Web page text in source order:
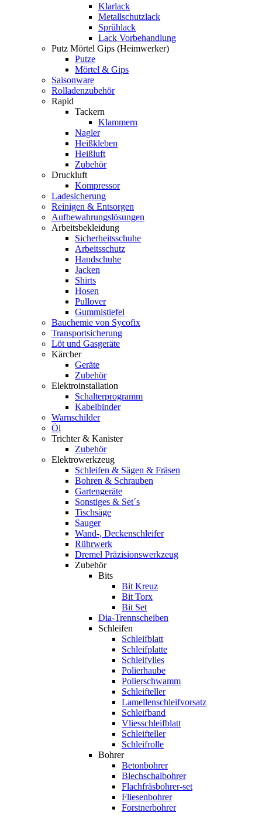
Klarlack
Metallschutzlack
Sprühlack
Lack Vorbehandlung
Putz Mörtel Gips (Heimwerker)
Putze
Mörtel & Gips
Saisonware
Rolladenzubehör
Rapid
Tackern
Klammern
Nagler
Heißkleben
Heißluft
Zubehör
Druckluft
Kompressor
Ladesicherung
Reinigen & Entsorgen
Aufbewahrungslösungen
Arbeitsbekleidung
Sicherheitsschuhe
Arbeitsschutz
Handschuhe
Jacken
Shirts
Hosen
Pullover
Gummistiefel
Bauchemie von Sycofix
Transportsicherung
Löt und Gasgeräte
Kärcher
Geräte
Zubehör
Elektroinstallation
Schalterprogramm
Kabelbinder
Warnschilder
Öl
Trichter & Kanister
Zubehör
Elektrowerkzeug
Schleifen & Sägen & Fräsen
Bohren & Schrauben
Gartengeräte
Sonstiges & Set´s
Tischsäge
Sauger
Wand-, Deckenschleifer
Rührwerk
Dremel Präzisionswerkzeug
Zubehör
Bits
Bit Kreuz
Bit Torx
Bit Set
Dia-Trennscheiben
Schleifen
Schleifblatt
Schleifplatte
Schleifvlies
Polierhaube
Polierschwamm
Schleifteller
Lamellenschleifvorsatz
Schleifband
Vliesschleifblatt
Schleifteller
Schleifrolle
Bohrer
Betonbohrer
Blechschalbohrer
Flachfräsbohrer-set
Fliesenbohrer
Forstnerbohrer